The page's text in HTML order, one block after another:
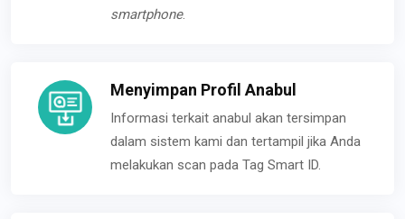
smartphone.
Menyimpan Profil Anabul
Informasi terkait anabul akan tersimpan
dalam sistem kami dan tertampil jika Anda
melakukan scan pada Tag Smart ID.